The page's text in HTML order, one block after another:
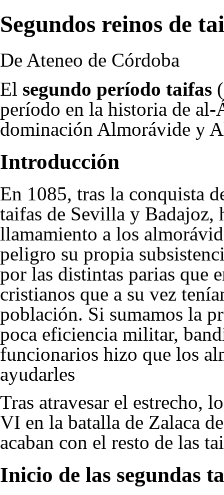
Segundos reinos de
De Ateneo de Córdoba
El segundo período taifas
período en la historia de al-
dominación Almorávide y
Introducción
En 1085, tras la conquista
taifas de Sevilla y Badajoz,
llamamiento a los
peligro su propia
por las distintas parias que
cristianos que a su vez
población. Si sumamos la
poca eficiencia militar,
funcionarios hizo que los
ayudarles
Tras atravesar el estrecho,
VI en la batalla de Zalaca
acaban con el resto de las
Inicio de las segundas